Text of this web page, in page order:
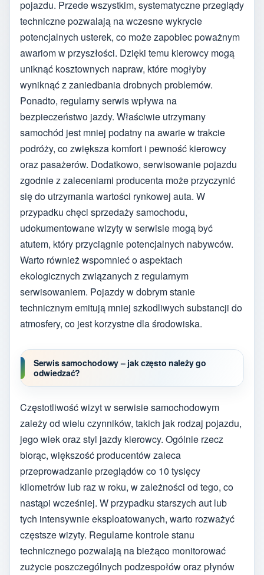
pojazdu. Przede wszystkim, systematyczne przeglądy
techniczne pozwalają na wczesne wykrycie
potencjalnych usterek, co może zapobiec poważnym
awariom w przyszłości. Dzięki temu kierowcy mogą
uniknąć kosztownych napraw, które mogłyby
wyniknąć z zaniedbania drobnych problemów.
Ponadto, regularny serwis wpływa na
bezpieczeństwo jazdy. Właściwie utrzymany
samochód jest mniej podatny na awarie w trakcie
podróży, co zwiększa komfort i pewność kierowcy
oraz pasażerów. Dodatkowo, serwisowanie pojazdu
zgodnie z zaleceniami producenta może przyczynić
się do utrzymania wartości rynkowej auta. W
przypadku chęci sprzedaży samochodu,
udokumentowane wizyty w serwisie mogą być
atutem, który przyciągnie potencjalnych nabywców.
Warto również wspomnieć o aspektach
ekologicznych związanych z regularnym
serwisowaniem. Pojazdy w dobrym stanie
technicznym emitują mniej szkodliwych substancji do
atmosfery, co jest korzystne dla środowiska.
Serwis samochodowy – jak często należy go
odwiedzać?
Częstotliwość wizyt w serwisie samochodowym
zależy od wielu czynników, takich jak rodzaj pojazdu,
jego wiek oraz styl jazdy kierowcy. Ogólnie rzecz
biorąc, większość producentów zaleca
przeprowadzanie przeglądów co 10 tysięcy
kilometrów lub raz w roku, w zależności od tego, co
nastąpi wcześniej. W przypadku starszych aut lub
tych intensywnie eksploatowanych, warto rozważyć
częstsze wizyty. Regularne kontrole stanu
technicznego pozwalają na bieżąco monitorować
zużycie poszczególnych podzespołów oraz płynów